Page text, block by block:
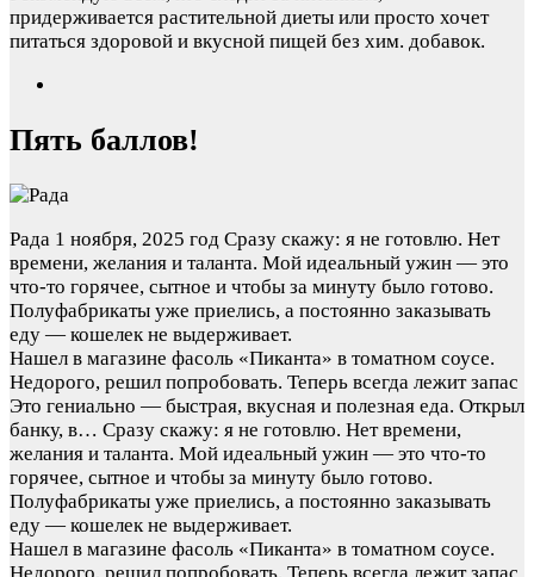
придерживается растительной диеты или просто хочет
питаться здоровой и вкусной пищей без хим. добавок.
Пять баллов!
Рада 1 ноября, 2025 год Сразу скажу: я не готовлю. Нет
времени, желания и таланта. Мой идеальный ужин — это
что-то горячее, сытное и чтобы за минуту было готово.
Полуфабрикаты уже приелись, а постоянно заказывать
еду — кошелек не выдерживает.
Нашел в магазине фасоль «Пиканта» в томатном соусе.
Недорого, решил попробовать. Теперь всегда лежит запас
Это гениально — быстрая, вкусная и полезная еда. Открыл
банку, в… Сразу скажу: я не готовлю. Нет времени,
желания и таланта. Мой идеальный ужин — это что-то
горячее, сытное и чтобы за минуту было готово.
Полуфабрикаты уже приелись, а постоянно заказывать
еду — кошелек не выдерживает.
Нашел в магазине фасоль «Пиканта» в томатном соусе.